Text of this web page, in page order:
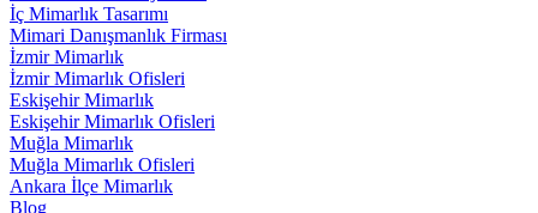
İç Mimarlık Tasarımı
Mimari Danışmanlık Firması
İzmir Mimarlık
İzmir Mimarlık Ofisleri
Eskişehir Mimarlık
Eskişehir Mimarlık Ofisleri
Muğla Mimarlık
Muğla Mimarlık Ofisleri
Ankara İlçe Mimarlık
Blog